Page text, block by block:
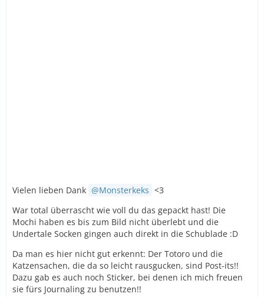
Vielen lieben Dank Monsterkeks <3
War total überrascht wie voll du das gepackt hast! Die
Mochi haben es bis zum Bild nicht überlebt und die
Undertale Socken gingen auch direkt in die Schublade :D
Da man es hier nicht gut erkennt: Der Totoro und die
Katzensachen, die da so leicht rausgucken, sind Post-its!!
Dazu gab es auch noch Sticker, bei denen ich mich freuen
sie fürs Journaling zu benutzen!!